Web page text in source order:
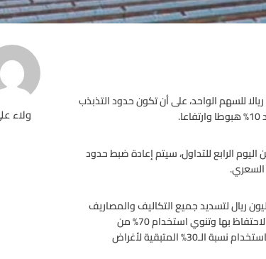
ولاء
يبدأ يوم غد الاثنين تداول أسهم أكواباور في السوق السعودية “تداول” بسعر 56 ريالا للسهم الواحد، على أن تكون حدود التذبذب
الرابع للتداول، سيتم إعادة ضبط حدود
متحصلات الطرح بنحو 4.547 مليار ريال، سيخصص منها نحو 160 مليون ريال لتسديد جميع التكاليف والمصاريف
المتعلقة بالطرح، ليبلغ صافي المتحصلات نحو 4.387 مليار ريال ستقوم الشركة بالاحتفاظ بها وتنوي استخدام 70% من
المتحصلات لتمويل مساهمتها في رأس المال للمشاريع المستقبلية وستقوم باستخدام نسبة الـ30% المتبقية لأغراض